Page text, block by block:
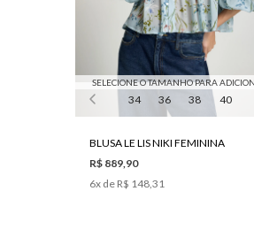
SELECIONE O TAMANHO PARA
34 36 38 40
BLUSA LE LIS NIKI FEMININA
R$ 889,90
6x de R$ 148,31